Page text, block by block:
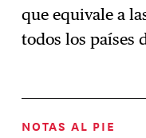
que equivale a
todos los países
NOTAS AL PIE